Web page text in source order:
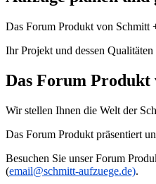
Das Forum Produkt von Schmitt
Ihr Projekt und dessen
Das Forum Produkt
Wir stellen Ihnen die Welt der
Das Forum Produkt präsentiert
Besuchen Sie unser Forum
(email@schmitt-aufzuege.de).